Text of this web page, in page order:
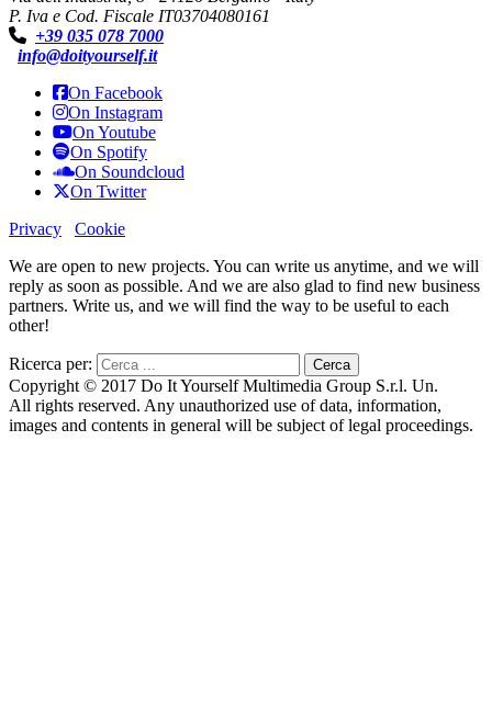
P. Iva e Cod. Fiscale IT03704080161
+39 035 078 7000
info@doityourself.it
On Facebook
On Instagram
On Youtube
On Spotify
On Soundcloud
On Twitter
Privacy
Cookie
We are open to new projects. You can write us anytime, and we will
reply as soon as possible. And we are also glad to find new business
partners. Write us, and we will find the way to be useful to each
other!
Ricerca per:
Copyright © 2017 Do It Yourself Multimedia Group S.r.l. Un.
All rights reserved. Any unauthorized use of data, information,
images and contents in general will be subject of legal proceedings.